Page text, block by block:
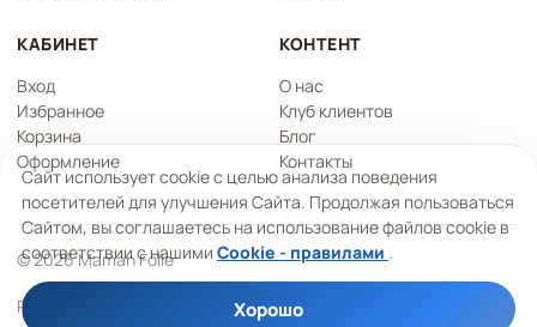
КАБИНЕТ
Вход
Избранное
Корзина
Оформление
КОНТЕНТ
О нас
Клуб клиентов
Блог
Контакты
© 2026 Maman Folle
Работаем на платформе Qelk
Сайт использует cookie с целью анализа поведения
посетителей для улучшения Сайта. Продолжая пользоваться
Сайтом, вы соглашаетесь на использование файлов cookie в
соответствии с нашими Cookie - правилами .
Хорошо